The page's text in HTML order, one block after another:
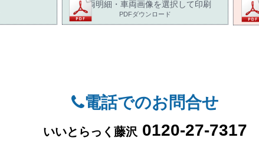
車両明細・車両画像を選択して印刷
PDFダウンロード
電話でのお問合せ
いいとらっく藤沢 0120-27-7317